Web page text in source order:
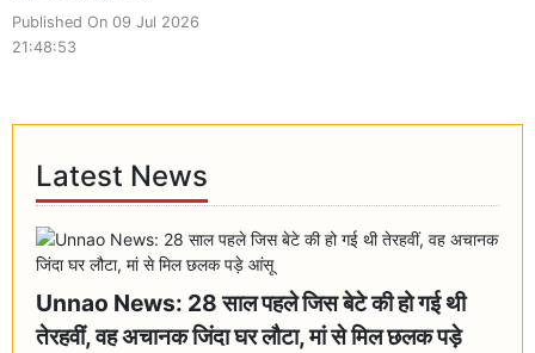
Published On 09 Jul 2026
21:48:53
Latest News
Unnao News: 28 साल पहले जिस बेटे की हो गई थी
तेरहवीं, वह अचानक जिंदा घर लौटा, मां से मिल छलक पड़े